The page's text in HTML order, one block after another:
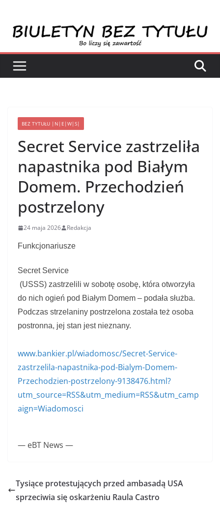
treści
BEZ TYTUŁU |N|E|W|S|
Secret Service zastrzeliła
napastnika pod Białym
Domem. Przechodzień
postrzelony
24 maja 2026 Redakcja
Funkcjonariusze
Secret Service
(USSS) zastrzelili w sobotę osobę, która otworzyła
do nich ogień pod Białym Domem – podała służba.
Podczas strzelaniny postrzelona została też osoba
postronna, jej stan jest nieznany.
www.bankier.pl/wiadomosc/Secret-Service-
zastrzelila-napastnika-pod-Bialym-Domem-
Przechodzien-postrzelony-9138476.html?
utm_source=RSS&utm_medium=RSS&utm_camp
aign=Wiadomosci
— eBT News —
Tysiące protestujących przed ambasadą USA
sprzeciwia się oskarżeniu Raula Castro